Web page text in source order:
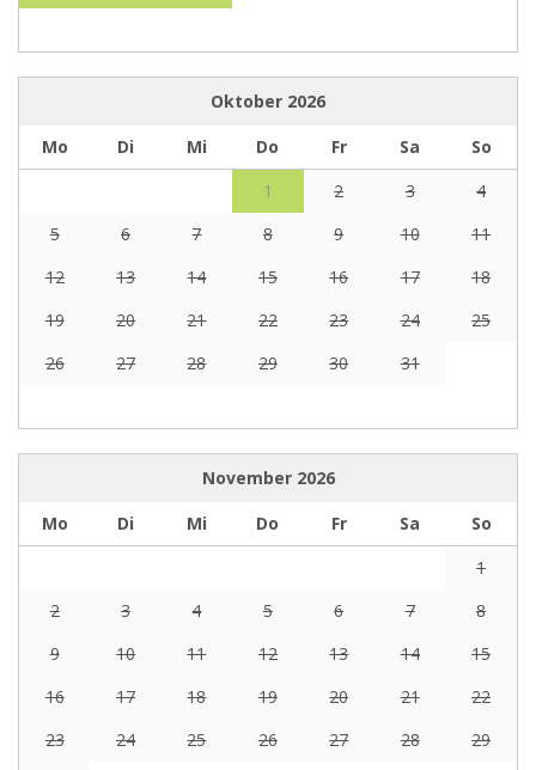
Oktober 2026
Mo
Di Mi Do Fr Sa
So
1
2 3
4
5
6 7 8 9 10
11
12
13 14 15 16 17
18
19
20 21 22 23 24
25
26
27 28 29 30 31
November 2026
Mo
Di Mi Do Fr Sa
So
1
2
3 4 5 6 7
8
9
10 11 12 13 14
15
16
17 18 19 20 21
22
23
24 25 26 27 28
29